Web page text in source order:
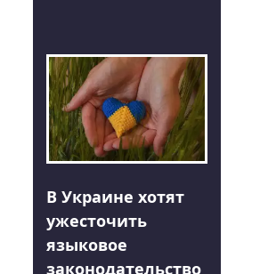
В Украине хотят
ужесточить
языковое
законодательство